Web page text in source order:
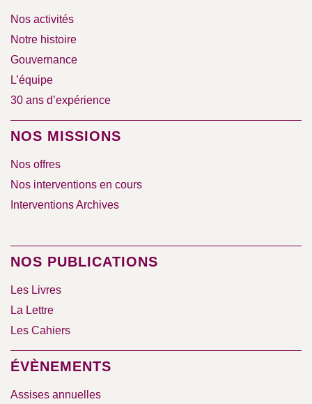
Nos activités
Notre histoire
Gouvernance
L’équipe
30 ans d’expérience
NOS MISSIONS
Nos offres
Nos interventions en cours
Interventions Archives
NOS PUBLICATIONS
Les Livres
La Lettre
Les Cahiers
ÉVÈNEMENTS
Assises annuelles